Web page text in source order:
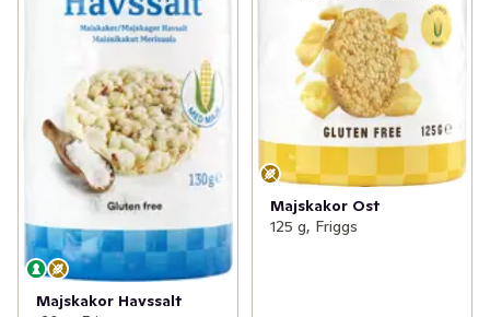
Majskakor Havssalt
Majskakor Ost
125 g, Friggs